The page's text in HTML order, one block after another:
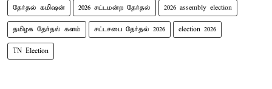
தேர்தல் கமிஷன் 2026 சட்டமன்ற தேர்தல் 2026 assembly election
தமிழக தேர்தல் களம் சட்டசபை தேர்தல் 2026 election 2026
TN Election